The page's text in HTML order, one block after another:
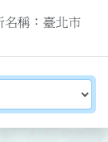
名稱：臺北市